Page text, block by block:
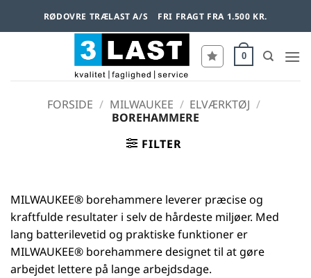
RØDOVRE TRÆLAST A/S FRI FRAGT FRA 1.500 KR.
0
FORSIDE / MILWAUKEE / ELVÆRKTØJ /
BOREHAMMERE
FILTER
MILWAUKEE® borehammere leverer præcise og
kraftfulde resultater i selv de hårdeste miljøer. Med
lang batterilevetid og praktiske funktioner er
MILWAUKEE® borehammere designet til at gøre
arbejdet lettere på lange arbejdsdage.